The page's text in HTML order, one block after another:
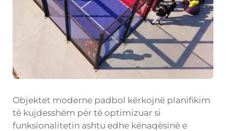
Objektet moderne padbol kërkojnë planifikim
të kujdesshëm për të optimizuar si
funksionalitetin ashtu edhe kënaqësinë e